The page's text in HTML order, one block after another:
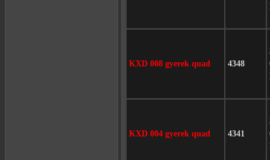
KXD 008 gyerek quad 4348
KXD 004 gyerek quad 4341